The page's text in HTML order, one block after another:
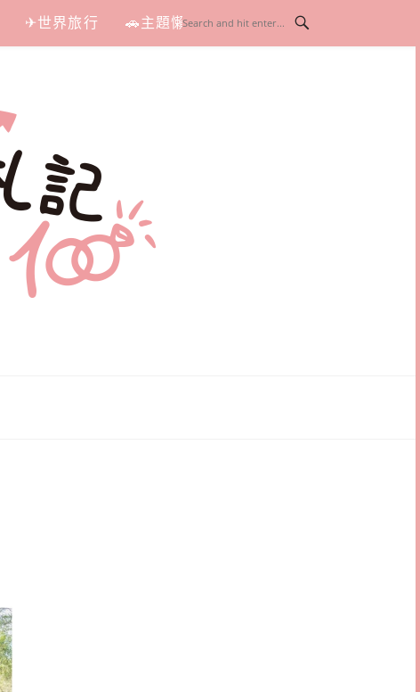
✈世界旅行 🚗主題懶人包